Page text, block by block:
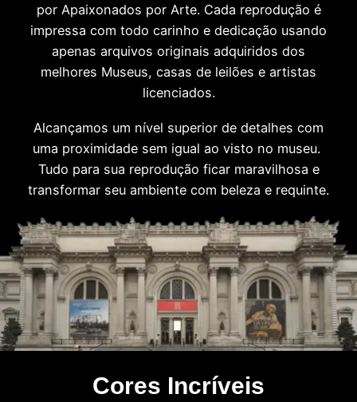
por Apaixonados por Arte. Cada reprodução é
impressa com todo carinho e dedicação usando
apenas arquivos originais adquiridos dos
melhores Museus, casas de leilões e artistas
licenciados.
Alcançamos um nível superior de detalhes com
uma proximidade sem igual ao visto no museu.
Tudo para sua reprodução ficar maravilhosa e
transformar seu ambiente com beleza e requinte.
Cores Incríveis